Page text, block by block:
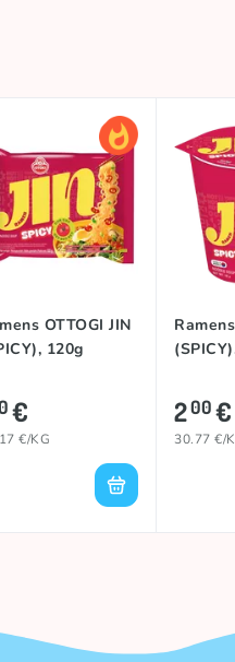
OTTOGI JIN
120g
€
€/KG
200€
30.77 €/